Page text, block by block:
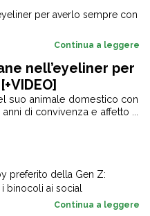
Continua a leggere
nell’eyeliner per
suo animale domestico con
di convivenza e affetto ...
Continua a leggere